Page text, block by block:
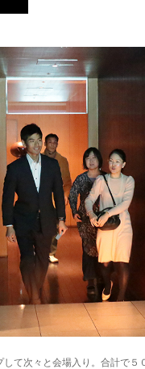
て次々と会場入り。合計で